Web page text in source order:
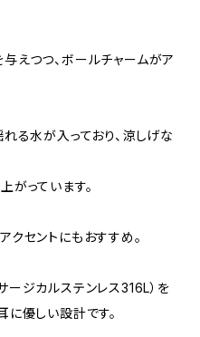
えつつ、ボールチャームがア
る水が入っており、涼しげな
がっています。
クセントにもおすすめ。
ージカルステンレス316L）を
に優しい設計です。